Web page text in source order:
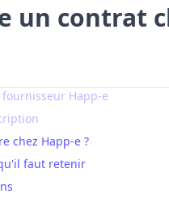
un contrat
Happ-e
chez Happ-e ?
faut retenir